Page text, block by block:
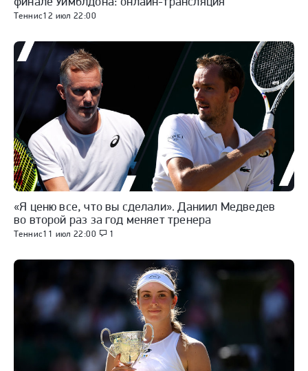
Теннис12 июл 22:00
Теннис11 июл 22:00 1
«Я ценю все, что вы сделали». Даниил Медведев
во второй раз за год меняет тренера